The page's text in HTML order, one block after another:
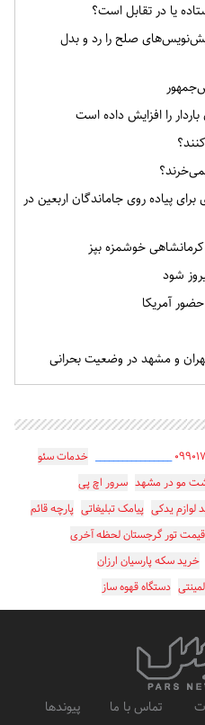
یا در تقابل است؟
صلح را رد و بدل
را افزایش داده است
پیاده روی جاماندگان اربعین در
خوشمزه بپز
شود
آمریکا
و مشهد در وضعیت بحرانی
_________________ خدمات سئو
مو در مشهد سرور اچ پی
لوازم یدکی پیامک تبلیغاتی پارچه قائم
قیمت تور گرجستان لحظه آخری
خرید سکه پارسیان ارزان
دستگاه قهوه ساز
تماس با ما پیوندها